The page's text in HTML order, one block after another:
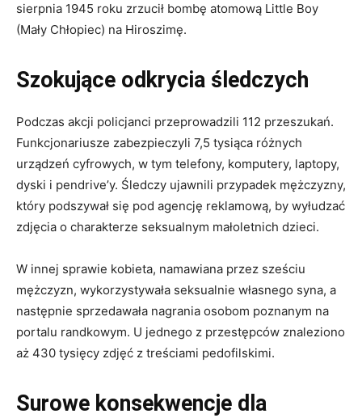
sierpnia 1945 roku zrzucił bombę atomową Little Boy
(Mały Chłopiec) na Hiroszimę.
Szokujące odkrycia śledczych
Podczas akcji policjanci przeprowadzili 112 przeszukań.
Funkcjonariusze zabezpieczyli 7,5 tysiąca różnych
urządzeń cyfrowych, w tym telefony, komputery, laptopy,
dyski i pendrive’y. Śledczy ujawnili przypadek mężczyzny,
który podszywał się pod agencję reklamową, by wyłudzać
zdjęcia o charakterze seksualnym małoletnich dzieci.
W innej sprawie kobieta, namawiana przez sześciu
mężczyzn, wykorzystywała seksualnie własnego syna, a
następnie sprzedawała nagrania osobom poznanym na
portalu randkowym. U jednego z przestępców znaleziono
aż 430 tysięcy zdjęć z treściami pedofilskimi.
Surowe konsekwencje dla